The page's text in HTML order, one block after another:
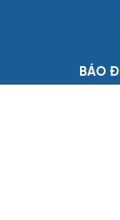
Đại biểu Quốc